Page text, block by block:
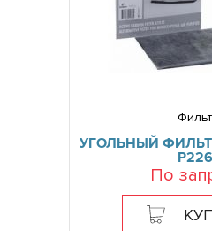
УГОЛЬНЫЙ
По